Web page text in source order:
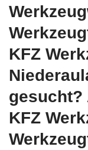
KFZ
gesucht?
KFZ